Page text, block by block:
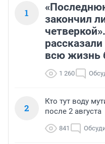
1
закончил
всю жизнь
1 260
2
Кто тут воду
после 2 августа
841